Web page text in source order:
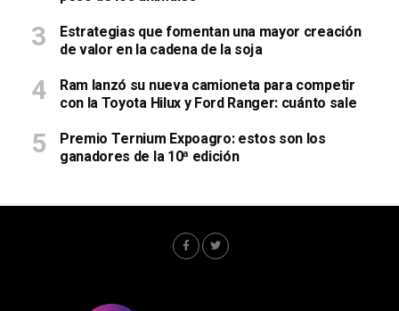
Estrategias que fomentan una mayor creación
de valor en la cadena de la soja
Ram lanzó su nueva camioneta para competir
con la Toyota Hilux y Ford Ranger: cuánto sale
Premio Ternium Expoagro: estos son los
ganadores de la 10ª edición